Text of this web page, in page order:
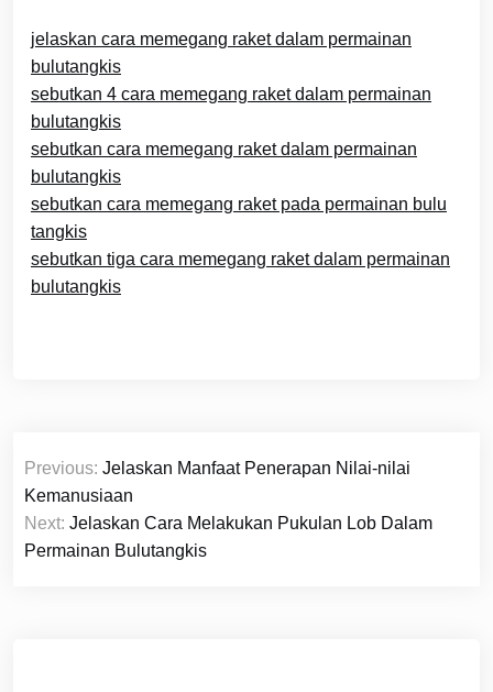
jelaskan cara memegang raket dalam permainan
bulutangkis
sebutkan 4 cara memegang raket dalam permainan
bulutangkis
sebutkan cara memegang raket dalam permainan
bulutangkis
sebutkan cara memegang raket pada permainan bulu
tangkis
sebutkan tiga cara memegang raket dalam permainan
bulutangkis
Navigasi
pos
Previous: Jelaskan Manfaat Penerapan Nilai-nilai
Kemanusiaan
Next: Jelaskan Cara Melakukan Pukulan Lob Dalam
Permainan Bulutangkis